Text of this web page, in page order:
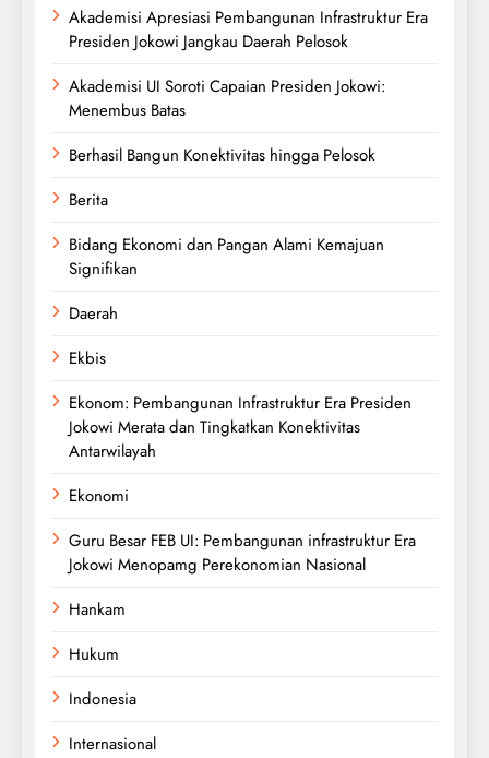
Akademisi Apresiasi Pembangunan Infrastruktur Era
Presiden Jokowi Jangkau Daerah Pelosok
Akademisi UI Soroti Capaian Presiden Jokowi:
Menembus Batas
Berhasil Bangun Konektivitas hingga Pelosok
Berita
Bidang Ekonomi dan Pangan Alami Kemajuan
Signifikan
Daerah
Ekbis
Ekonom: Pembangunan Infrastruktur Era Presiden
Jokowi Merata dan Tingkatkan Konektivitas
Antarwilayah
Ekonomi
Guru Besar FEB UI: Pembangunan infrastruktur Era
Jokowi Menopamg Perekonomian Nasional
Hankam
Hukum
Indonesia
Internasional